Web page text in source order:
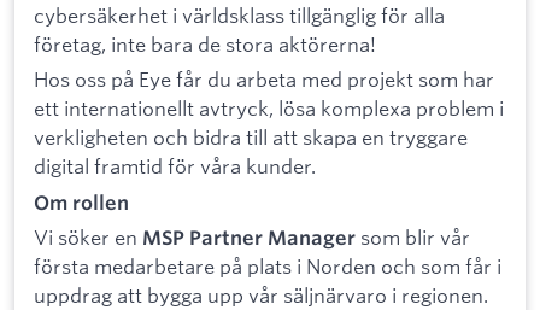
cybersäkerhet i världsklass tillgänglig för alla
företag, inte bara de stora aktörerna!
Hos oss på Eye får du arbeta med projekt som har
ett internationellt avtryck, lösa komplexa problem i
verkligheten och bidra till att skapa en tryggare
digital framtid för våra kunder.
Om rollen
Vi söker en MSP Partner Manager som blir vår
första medarbetare på plats i Norden och som får i
uppdrag att bygga upp vår säljnärvaro i regionen.